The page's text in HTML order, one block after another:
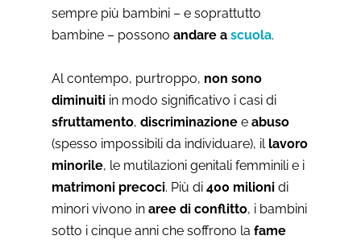
sempre più bambini – e soprattutto
bambine – possono andare a scuola.
Al contempo, purtroppo, non sono
diminuiti in modo significativo i casi di
sfruttamento, discriminazione e abuso
(spesso impossibili da individuare), il lavoro
minorile, le mutilazioni genitali femminili e i
matrimoni precoci. Più di 400 milioni di
minori vivono in aree di conflitto, i bambini
sotto i cinque anni che soffrono la fame